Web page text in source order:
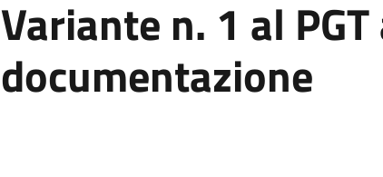
Variante n. 1 al
documentazione